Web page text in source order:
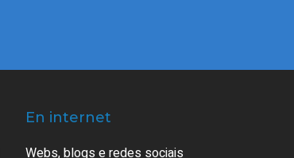
En internet
Webs, blogs e redes sociais